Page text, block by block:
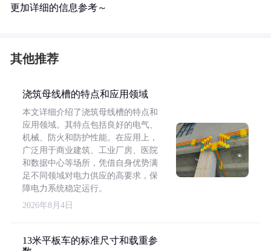
更加详细的信息参考～
其他推荐
浇筑母线槽的特点和应用领域
本文详细介绍了浇筑母线槽的特点和
应用领域。其特点包括良好的电气、
机械、防火和防护性能。在应用上，
广泛用于商业建筑、工业厂房、医院
和数据中心等场所，凭借自身优势满
足不同领域对电力供应的高要求，保
障电力系统稳定运行。
2026年8月4日
13米平板车的标准尺寸和载重参